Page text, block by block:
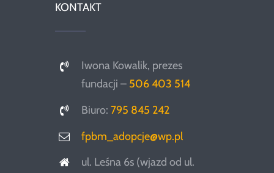
KONTAKT
Iwona Kowalik, prezes
fundacji – 506 403 514
Biuro:795 845 242
fpbm_adopcje@wp.pl
ul. Leśna 6s (wjazd od ul.